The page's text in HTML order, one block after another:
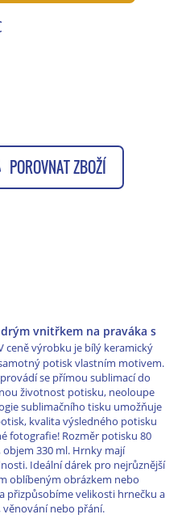
POROVNAT ZBOŽÍ
vnitřkem na praváka s
ceně výrobku je bílý keramický
potisk vlastním motivem.
se přímou sublimací do
životnost potisku, neoloupe
sublimačního tisku umožňuje
kvalita výsledného potisku
fotografie! Rozměr potisku 80
330 ml. Hrnky mají
Ideální dárek pro nejrůznější
oblíbeným obrázkem nebo
přizpůsobíme velikosti hrnečku a
nebo přání.